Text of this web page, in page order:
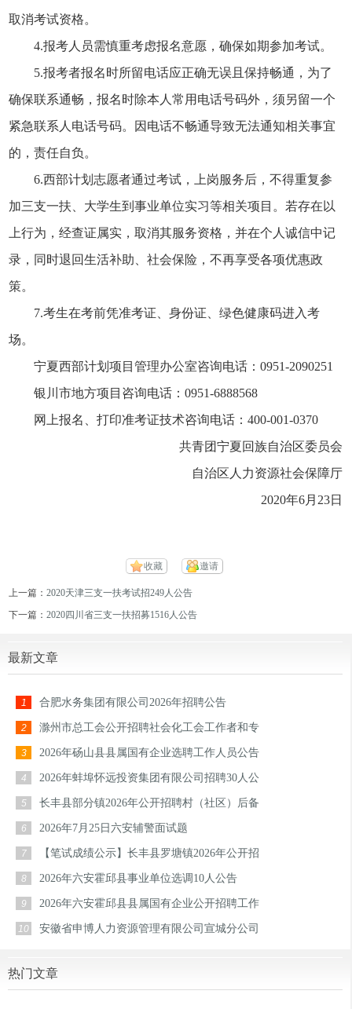
取消考试资格。
4.报考人员需慎重考虑报名意愿，确保如期参加考试。
5.报考者报名时所留电话应正确无误且保持畅通，为了
确保联系通畅，报名时除本人常用电话号码外，须另留一个
紧急联系人电话号码。因电话不畅通导致无法通知相关事宜
的，责任自负。
6.西部计划志愿者通过考试，上岗服务后，不得重复参
加三支一扶、大学生到事业单位实习等相关项目。若存在以
上行为，经查证属实，取消其服务资格，并在个人诚信中记
录，同时退回生活补助、社会保险，不再享受各项优惠政
策。
7.考生在考前凭准考证、身份证、绿色健康码进入考
场。
宁夏西部计划项目管理办公室咨询电话：0951-2090251
银川市地方项目咨询电话：0951-6888568
网上报名、打印准考证技术咨询电话：400-001-0370
共青团宁夏回族自治区委员会
自治区人力资源社会保障厅
2020年6月23日
收藏 邀请
上一篇：2020天津三支一扶考试招249人公告
下一篇：2020四川省三支一扶招募1516人公告
最新文章
1 合肥水务集团有限公司2026年招聘公告
2 滁州市总工会公开招聘社会化工会工作者和专
3 2026年砀山县县属国有企业选聘工作人员公告
4 2026年蚌埠怀远投资集团有限公司招聘30人公
5 长丰县部分镇2026年公开招聘村（社区）后备
6 2026年7月25日六安辅警面试题
7 【笔试成绩公示】长丰县罗塘镇2026年公开招
8 2026年六安霍邱县事业单位选调10人公告
9 2026年六安霍邱县县属国有企业公开招聘工作
10 安徽省申博人力资源管理有限公司宣城分公司
热门文章